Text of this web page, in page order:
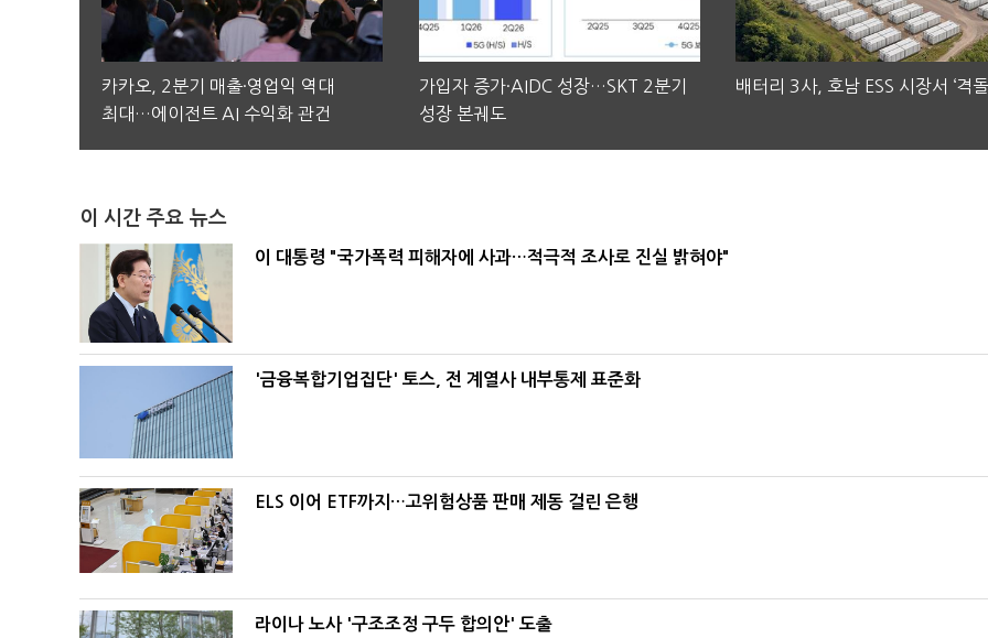
카카오, 2분기 매출·영업익 역대
최대…에이전트 AI 수익화 관건
가입자 증가·AIDC 성장…SKT 2분기
성장 본궤도
배터리 3사, 호남 ESS 시장서 ‘격돌
이 시간 주요 뉴스
이 대통령 "국가폭력 피해자에 사과…적극적 조사로 진실 밝혀야"
'금융복합기업집단' 토스, 전 계열사 내부통제 표준화
ELS 이어 ETF까지…고위험상품 판매 제동 걸린 은행
라이나 노사 '구조조정 구두 합의안' 도출